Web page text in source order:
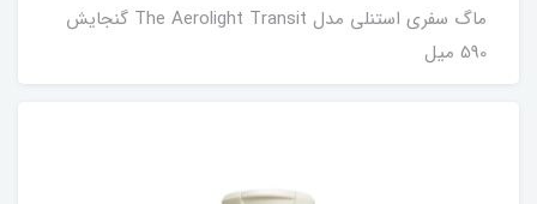
ماگ سفری استنلی مدل The Aerolight Transit گنجایش
590 میل